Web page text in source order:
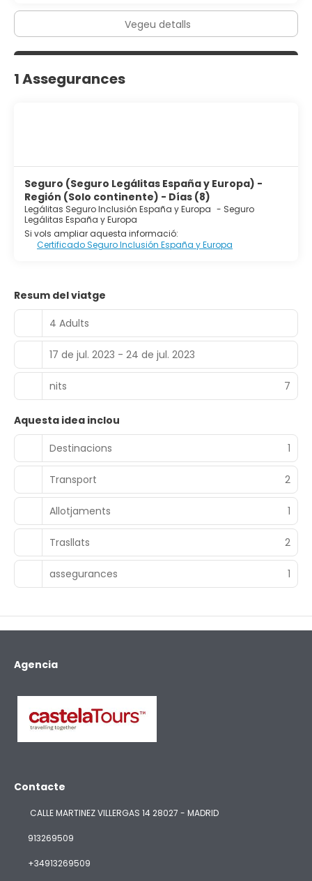
Vegeu detalls
1 Assegurances
Seguro (Seguro Legálitas España y Europa) -
Región (Solo continente) - Días (8)
Legálitas Seguro Inclusión España y Europa - Seguro
Legálitas España y Europa
Si vols ampliar aquesta informació:
Certificado Seguro Inclusión España y Europa
Resum del viatge
4 Adults
17 de jul. 2023 - 24 de jul. 2023
nits 7
Aquesta idea inclou
Destinacions
1
Transport 2
Allotjaments 1
Trasllats 2
assegurances 1
Agencia
Contacte
CALLE MARTINEZ VILLERGAS 14 28027 - MADRID
913269509
+34913269509